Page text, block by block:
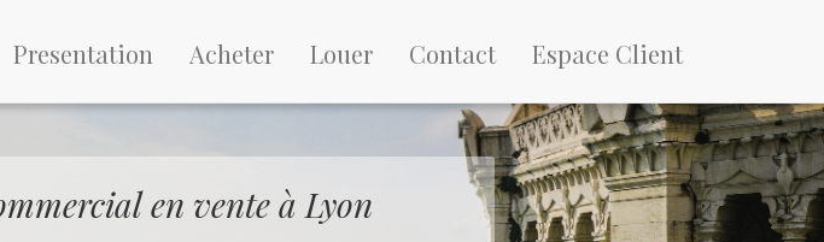
Presentation Acheter Louer Contact Espace Client
en vente à Lyon